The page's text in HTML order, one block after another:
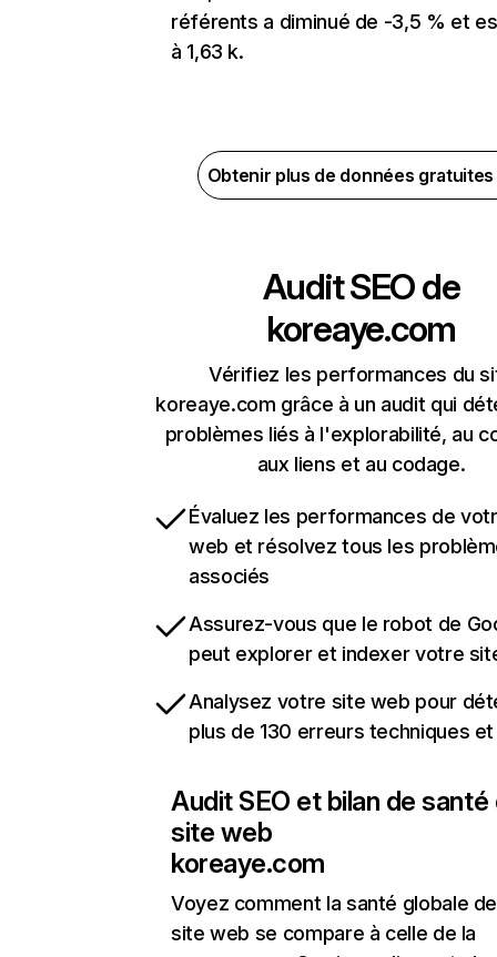
référents a diminué de -3,5 % et
à 1,63 k.
Obtenir plus de données
Audit SEO de
koreaye.com
Vérifiez les performances du
koreaye.com grâce à un audit qui
problèmes liés à l'explorabilité, au
aux liens et au codage.
Évaluez les performances de
web et résolvez tous les
associés
Assurez-vous que le robot de
peut explorer et indexer votre
Analysez votre site web pour
plus de 130 erreurs techniques et
Audit SEO et bilan de santé
site web
koreaye.com
Voyez comment la santé globale
site web se compare à celle de la